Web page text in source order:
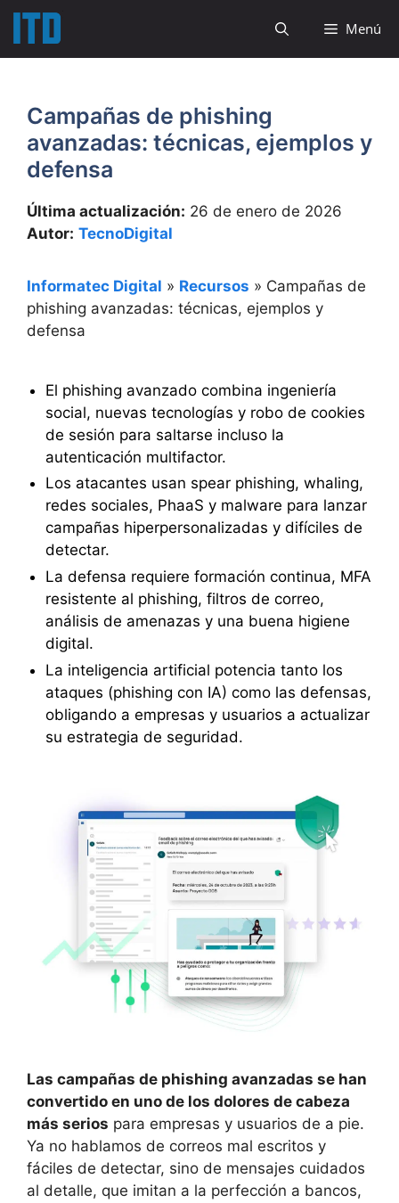
Saltar
contenido
Menú
Campañas de phishing
avanzadas: técnicas, ejemplos y
defensa
Última actualización: 26 de enero de 2026
Autor: TecnoDigital
Informatec Digital » Recursos » Campañas de
phishing avanzadas: técnicas, ejemplos y
defensa
El phishing avanzado combina ingeniería
social, nuevas tecnologías y robo de cookies
de sesión para saltarse incluso la
autenticación multifactor.
Los atacantes usan spear phishing, whaling,
redes sociales, PhaaS y malware para lanzar
campañas hiperpersonalizadas y difíciles de
detectar.
La defensa requiere formación continua, MFA
resistente al phishing, filtros de correo,
análisis de amenazas y una buena higiene
digital.
La inteligencia artificial potencia tanto los
ataques (phishing con IA) como las defensas,
obligando a empresas y usuarios a actualizar
su estrategia de seguridad.
Las campañas de phishing avanzadas se han
convertido en uno de los dolores de cabeza
más serios para empresas y usuarios de a pie.
Ya no hablamos de correos mal escritos y
fáciles de detectar, sino de mensajes cuidados
al detalle, que imitan a la perfección a bancos,